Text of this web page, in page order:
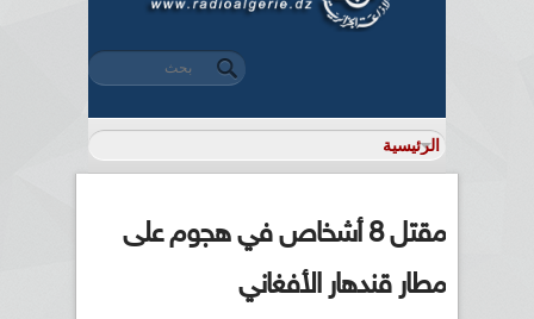
استمارة البحث
‏بحث ‏
مقتل 8 أشخاص في هجوم على
مطار قندهار الأفغاني